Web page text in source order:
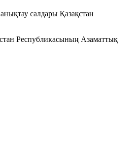
салдары Қазақстан
Республикасының Азаматтық